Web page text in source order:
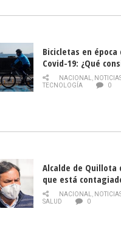
Bicicletas en época
Covid-19: ¿Qué
momento de
NACIONAL,
TECNOLOGÍA
0
Alcalde de Quillota
que está
COVID-19
NACIONAL,
SALUD
0